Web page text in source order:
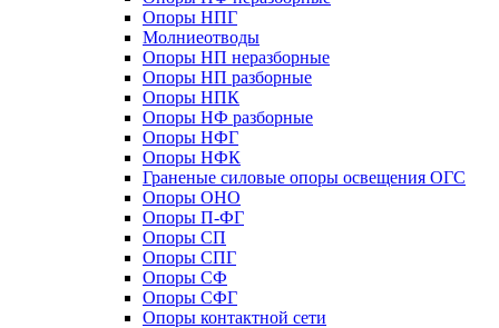
Опоры НПГ
Молниеотводы
Опоры НП неразборные
Опоры НП разборные
Опоры НПК
Опоры НФ разборные
Опоры НФГ
Опоры НФК
Граненые силовые опоры освещения ОГС
Опоры ОНО
Опоры П-ФГ
Опоры СП
Опоры СПГ
Опоры СФ
Опоры СФГ
Опоры контактной сети